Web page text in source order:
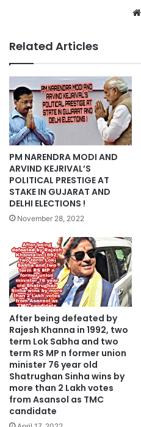
Related Articles
PM NARENDRA MODI AND
ARVIND KEJRIVAL’S
POLITICAL PRESTIGE AT
STAKE IN GUJARAT AND
DELHI ELECTIONS !
November 28, 2022
After being defeated by
Rajesh Khanna in 1992, two
term Lok Sabha and two
term RS MP n former union
minister 76 year old
Shatrughan Sinha wins by
more than 2 Lakh votes
from Asansol as TMC
candidate